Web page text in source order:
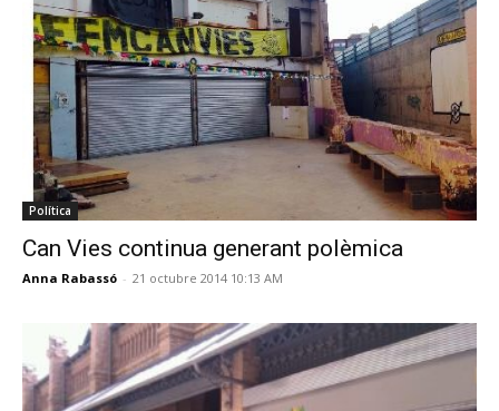
Política
Can Vies continua generant polèmica
Anna Rabassó - 21 octubre 2014 10:13 AM